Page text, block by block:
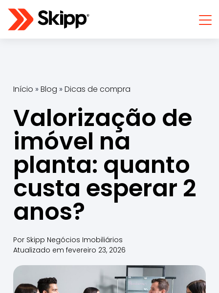
Início » Blog » Dicas de compra
Valorização de
imóvel na
planta: quanto
custa esperar 2
anos?
PorSkipp Negócios Imobiliários
Atualizado em fevereiro 23, 2026